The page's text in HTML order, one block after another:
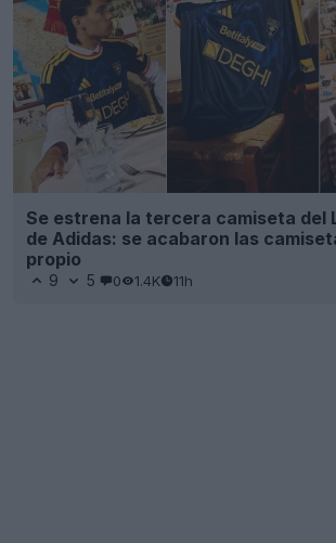
Se estrena la tercera camiseta del
de Adidas: se acabaron las
propio
9 5 0 1.4K 11h